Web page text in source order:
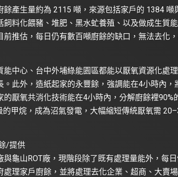
餘產生量約為 2115 噸，來源包括家戶的 1384 噸
飼料化餵豬、堆肥、黑水虻養殖、以及做成生質
前推估，每日仍有數百噸廚餘的缺口，無法去化
能中心、台中外埔綠能園區都能以厭氧資源化處
。此外，造紙起家的永豐餘，強調能在4小時內，
的厭氧共消化技術能在4小時內，分解廚餘裡90%
甲烷，成為沼氣發電，大幅縮短傳統厭氧需
/提供
與龜山ROT廠，現階段除了既有處理量能外，每
處理家戶廚餘，並將處理去化企業、超商、大賣